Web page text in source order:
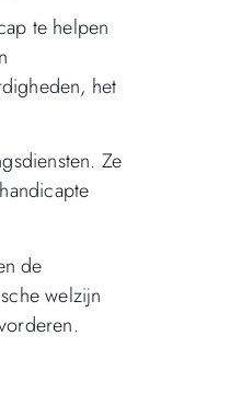
te helpen
het
Ze
de
welzijn